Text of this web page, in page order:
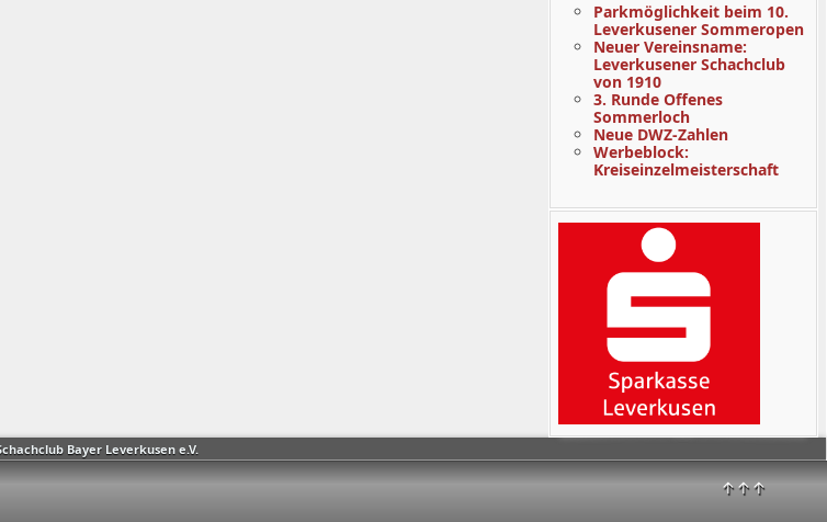
Bayer Leverkusen e.V.
↑↑↑
Parkmöglichkeit beim 10.
Leverkusener Sommeropen
Neuer Vereinsname:
Leverkusener Schachclub
von 1910
3. Runde Offenes
Sommerloch
Neue DWZ-Zahlen
Werbeblock:
Kreiseinzelmeisterschaft